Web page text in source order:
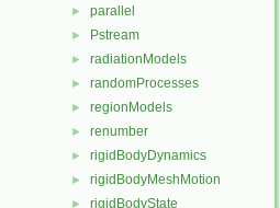
► parallel
► Pstream
► radiationModels
► randomProcesses
► regionModels
► renumber
► rigidBodyDynamics
► rigidBodyMeshMotion
► rigidBodyState